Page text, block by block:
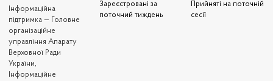
Iнформаційна
підтримка — Головне
організаційне
управління Апарату
Верховної Ради
України,
Інформаційне
Зареєстровані за
поточний тиждень
Прийняті на поточній
сесії